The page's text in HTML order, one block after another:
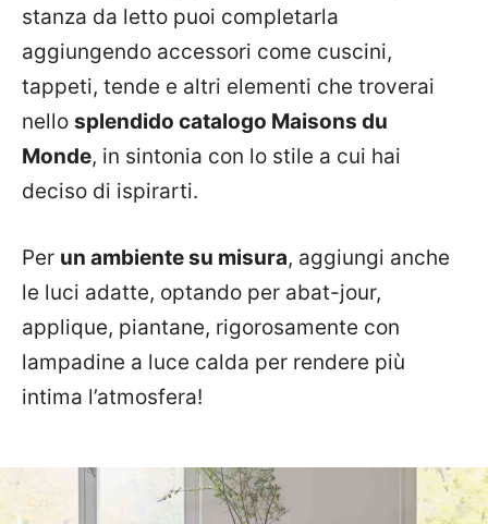
stanza da letto puoi completarla
aggiungendo accessori come cuscini,
tappeti, tende e altri elementi che troverai
nello splendido catalogo Maisons du
Monde, in sintonia con lo stile a cui hai
deciso di ispirarti.
Per un ambiente su misura, aggiungi anche
le luci adatte, optando per abat-jour,
applique, piantane, rigorosamente con
lampadine a luce calda per rendere più
intima l’atmosfera!